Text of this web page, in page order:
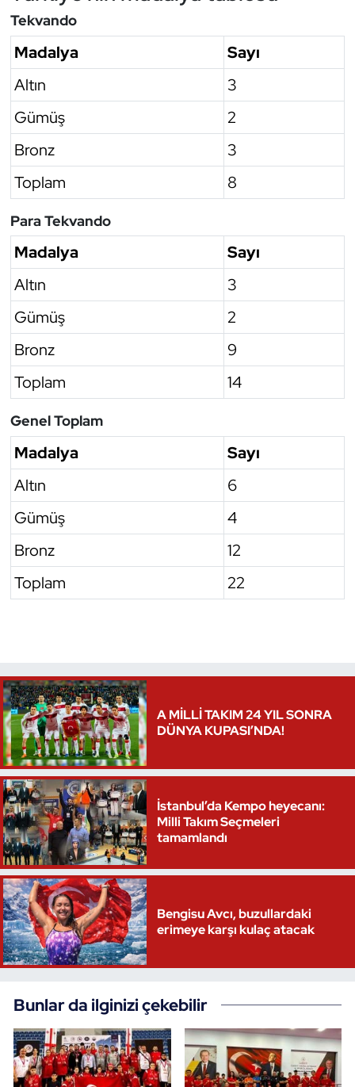
Tekvando
Madalya
Sayı
Altın
3
Gümüş
2
Bronz
3
Toplam
8
Para Tekvando
Madalya
Sayı
Altın
3
Gümüş
2
Bronz
9
Toplam
14
Genel Toplam
Madalya
Sayı
Altın
6
Gümüş
4
Bronz
12
Toplam
22
A MİLLİ TAKIM 24 YIL SONRA
DÜNYA KUPASI’NDA!
İstanbul’da Kempo heyecanı:
Milli Takım Seçmeleri
tamamlandı
Bengisu Avcı, buzullardaki
erimeye karşı kulaç atacak
Bunlar da ilginizi çekebilir